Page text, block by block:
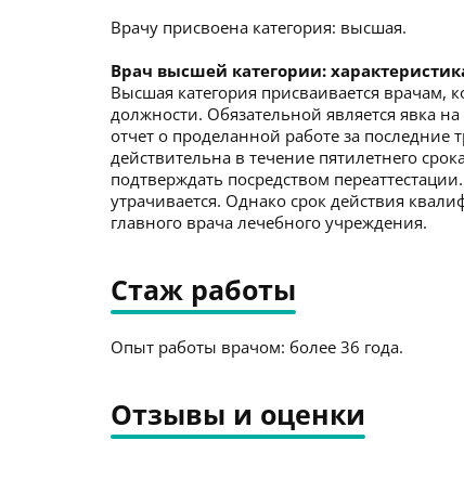
Врачу присвоена категория: высшая.
Врач высшей категории:
Высшая категория присваивается врачам,
должности. Обязательной является явка
отчет о проделанной работе за последние
действительна в течение пятилетнего
подтверждать посредством
утрачивается. Однако срок действия
главного врача лечебного учреждения.
Стаж работы
Опыт работы врачом: более 36 года.
Отзывы и оценки